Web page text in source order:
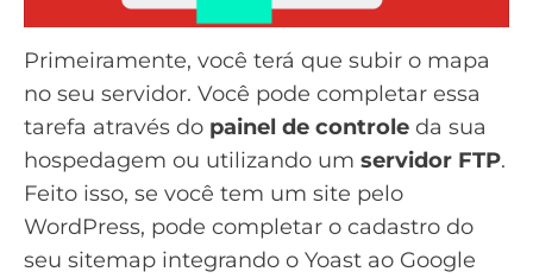
Primeiramente, você terá que subir o mapa
no seu servidor. Você pode completar essa
tarefa através do painel de controle da sua
hospedagem ou utilizando um servidor FTP.
Feito isso, se você tem um site pelo
WordPress, pode completar o cadastro do
seu sitemap integrando o Yoast ao Google